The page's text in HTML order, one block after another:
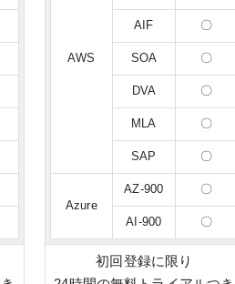
AWS
AIF 〇
SOA 〇
DVA 〇
MLA 〇
SAP 〇
Azure
AZ-900 〇
AI-900 〇
初回登録に限り